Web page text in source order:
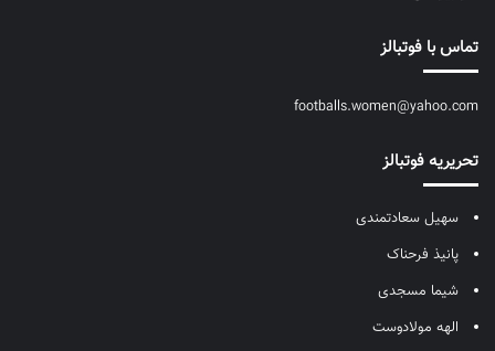
تماس با فوتبالز
footballs.women@yahoo.com
تحریریه فوتبالز
سهیل سعادتمندی
پانیذ فرحناک
شیما مسجدی
الهه مولادوست